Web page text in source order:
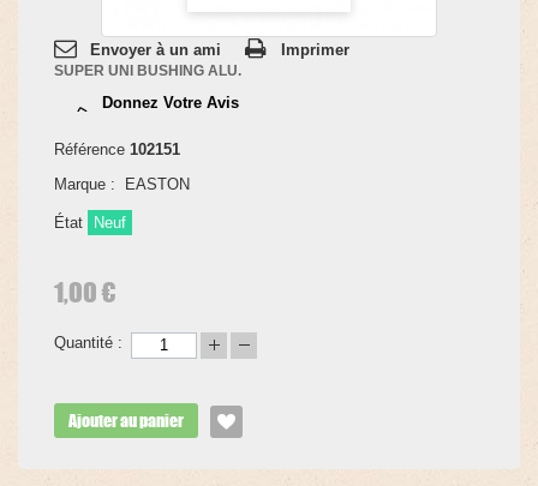
Envoyer à un ami Imprimer
SUPER UNI BUSHING ALU.
Donnez Votre Avis
Référence 102151
Marque :
EASTON
État Neuf
1,00 €
Quantité :
Ajouter au panier